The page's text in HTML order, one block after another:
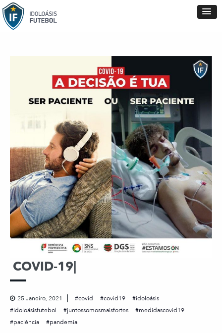
COVID-19|
25 Janeiro, 2021 covid covid19
idoloásis
idoloásisfutebol
juntossomosmaisfortes
medidascovid19
paciência
pandemia